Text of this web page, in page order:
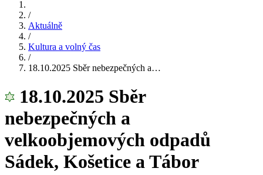
/
Aktuálně
/
Kultura a volný čas
/
18.10.2025 Sběr nebezpečných a…
18.10.2025 Sběr
nebezpečných a
velkoobjemových odpadů
Sádek, Košetice a Tábor